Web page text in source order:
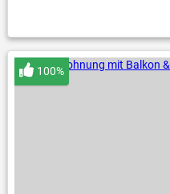
100%